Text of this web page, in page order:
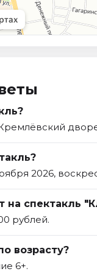
2026,
на спектакль
рублей.
возрасту?
6+.